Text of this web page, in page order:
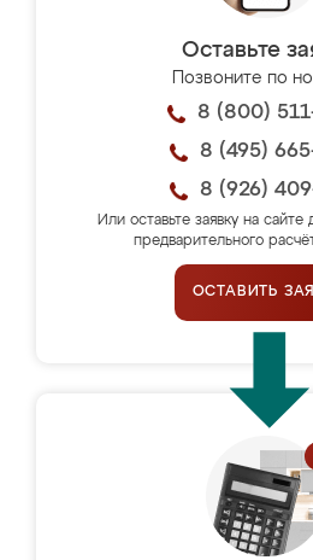
Оставьте
Позвоните по
8 (800)
8 (495)
8 (926)
Или оставьте заявку на сайте
предварительного
ОСТАВИТЬ